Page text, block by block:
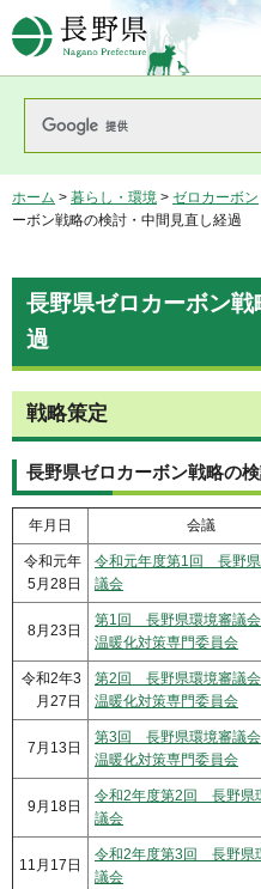
長野県
ホーム > 暮らし・環境 > ゼロカーボン
ーボン戦略の検討・中間見直し経過
長野県ゼロカーボン
過
戦略策定
長野県ゼロカーボン戦略の
年月日 会議
令和元年
5月28日
令和元年度第1回 長野
議会
8月23日
第1回 長野県環境審議
温暖化対策専門委員会
令和2年3
月27日
第2回 長野県環境審議
温暖化対策専門委員会
7月13日
第3回 長野県環境審議
温暖化対策専門委員会
9月18日
令和2年度第2回 長野県
議会
11月17日
令和2年度第3回 長野県
議会